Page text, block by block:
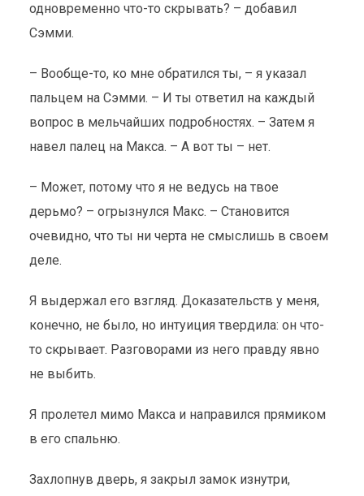
одновременно что-то скрывать? – добавил
Сэмми.
– Вообще-то, ко мне обратился ты, – я указал
пальцем на Сэмми. – И ты ответил на каждый
вопрос в мельчайших подробностях. – Затем я
навел палец на Макса. – А вот ты – нет.
– Может, потому что я не ведусь на твое
дерьмо? – огрызнулся Макс. – Становится
очевидно, что ты ни черта не смыслишь в своем
деле.
Я выдержал его взгляд. Доказательств у меня,
конечно, не было, но интуиция твердила: он что-
то скрывает. Разговорами из него правду явно
не выбить.
Я пролетел мимо Макса и направился прямиком
в его спальню.
Захлопнув дверь, я закрыл замок изнутри,